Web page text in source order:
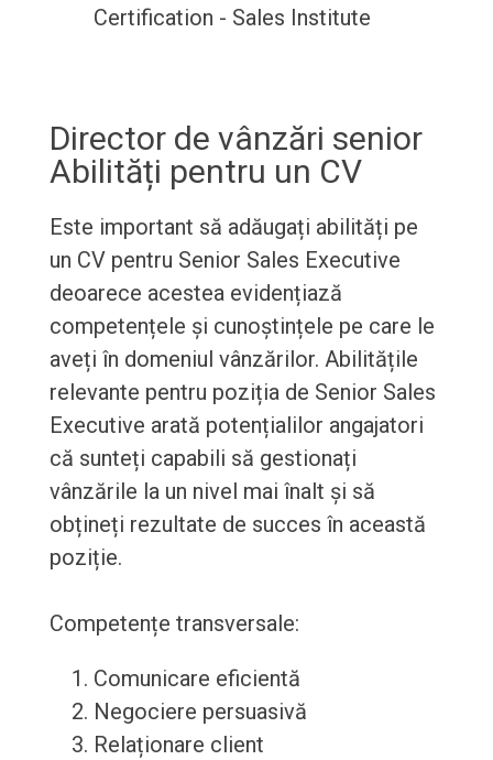
Certification - Sales Institute
Director de vânzări senior
Abilități pentru un CV
Este important să adăugați abilități pe
un CV pentru Senior Sales Executive
deoarece acestea evidențiază
competențele și cunoștințele pe care le
aveți în domeniul vânzărilor. Abilitățile
relevante pentru poziția de Senior Sales
Executive arată potențialilor angajatori
că sunteți capabili să gestionați
vânzările la un nivel mai înalt și să
obțineți rezultate de succes în această
poziție.
Competențe transversale:
Comunicare eficientă
Negociere persuasivă
Relaționare client